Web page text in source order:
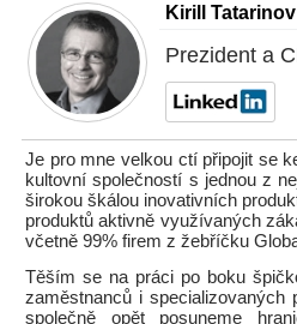
Kirill Tatarinov
Prezident a
Je pro mne velkou ctí připojit se
kultovní společností s jednou z
širokou škálou inovativních
produktů aktivně využívaných
včetně 99% firem z žebříčku
Těším se na práci po boku
zaměstnanců i specializovaných
společně opět posuneme